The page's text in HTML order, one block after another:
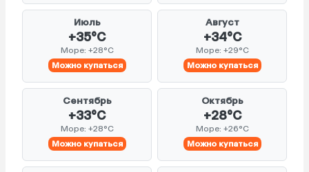
Июль
+35°C
Море: +28°C
Можно купаться
Август
+34°C
Море: +29°C
Можно купаться
Сентябрь
+33°C
Море: +28°C
Можно купаться
Октябрь
+28°C
Море: +26°C
Можно купаться